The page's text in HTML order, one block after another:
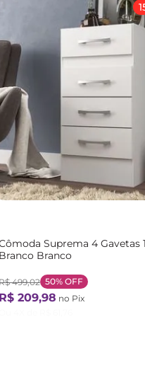
Suprema 4 Gavetas
Branco Branco
499,02 50% OFF
R$ 209,98 no Pix